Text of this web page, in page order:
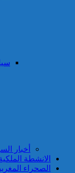
أخبار
الانشطة
الصحراء